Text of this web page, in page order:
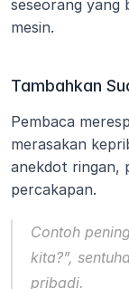
seseorang yang
mesin.
Tambahkan
Pembaca
merasakan
anekdot ringan,
percakapan.
Contoh
kita?”,
pribadi.